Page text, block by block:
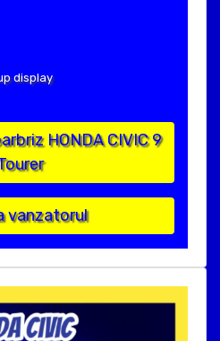
display
HONDA CIVIC 9
vanzatorul